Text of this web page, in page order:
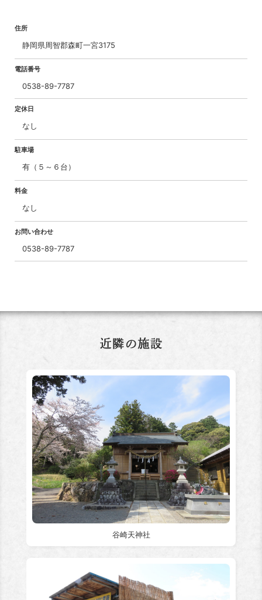
住所
静岡県周智郡森町一宮3175
電話番号
0538-89-7787
定休日
なし
駐車場
有（５～６台）
料金
なし
お問い合わせ
0538-89-7787
谷崎天神社